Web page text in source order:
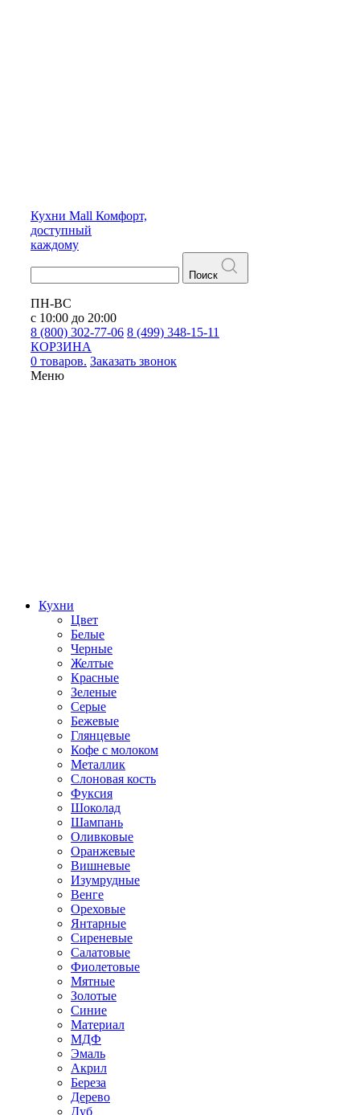
Кухни Mall Комфорт,
доступный
каждому
Поиск
ПН-ВС
с 10:00 до 20:00
8 (800) 302-77-06 8 (499) 348-15-11
КОРЗИНА
0 товаров. Заказать звонок
Меню
Кухни
Цвет
Белые
Черные
Желтые
Красные
Зеленые
Серые
Бежевые
Глянцевые
Кофе с молоком
Металлик
Слоновая кость
Фуксия
Шоколад
Шампань
Оливковые
Оранжевые
Вишневые
Изумрудные
Венге
Ореховые
Янтарные
Сиреневые
Салатовые
Фиолетовые
Мятные
Золотые
Синие
Материал
МДФ
Эмаль
Акрил
Береза
Дерево
Дуб